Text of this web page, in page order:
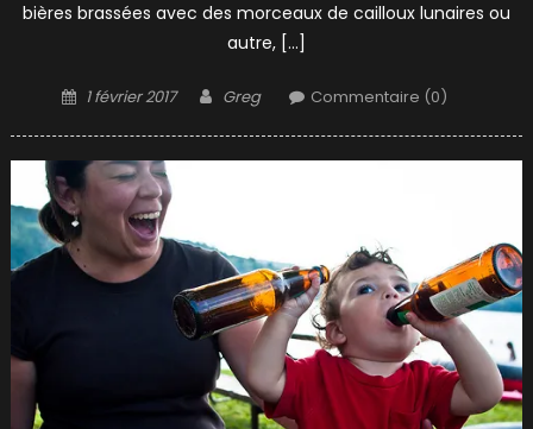
bières brassées avec des morceaux de cailloux lunaires ou
autre, […]
Posted
1 février 2017 Author
Greg Commentaire (0)